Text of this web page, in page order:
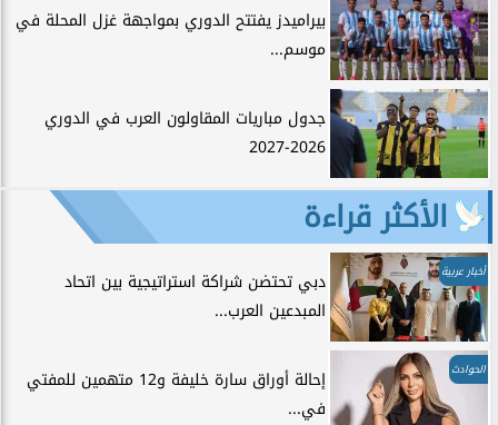
بيراميدز يفتتح الدوري بمواجهة غزل المحلة في
موسم...
جدول مباريات المقاولون العرب في الدوري
2026-2027
الأكثر قراءة
أخبار عربية
دبي تحتضن شراكة استراتيجية بين اتحاد
المبدعين العرب...
الحوادث
إحالة أوراق سارة خليفة و12 متهمين للمفتي
في...